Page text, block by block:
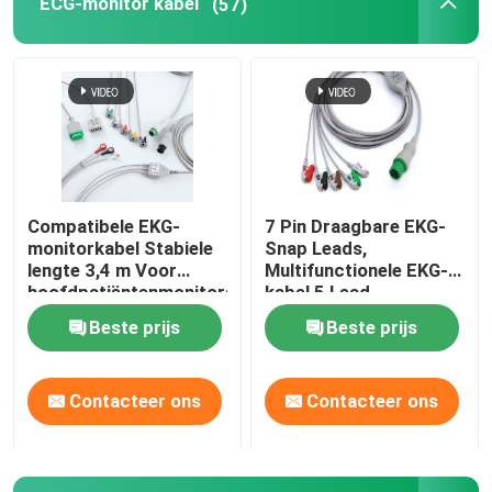
De kabel van ECG holter
electrocardiogramkabel
Bijbehorende onderdelen van de EKG-machine
NIBP-Manchet
NIBP-luchtslang
IBP-Adapterkabel
Compatibele EKG-
monitorkabel Stabiele
lengte 3,4 m Voor
hoofdpatiëntenmonitors
Beste prijs
Contacteer ons
7 Pin Draagbare EKG-
Snap Leads,
Multifunctionele EKG-
kabel 5 Lead
Beste prijs
Contacteer ons